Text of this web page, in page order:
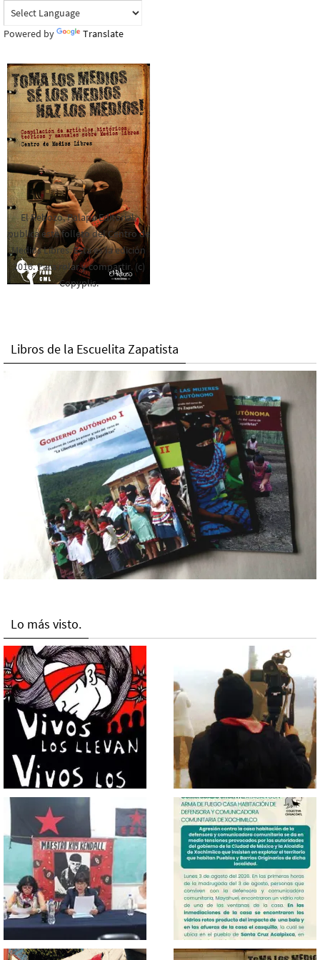
Powered by Translate
El Rebozo, Palapa Editorial,
publica este folleto del Centro de
Medios Libres. Esta es la edición
2016. Para rolar y compartir. (c)
Copyplis.
Libros de la Escuelita Zapatista
Lo más visto.